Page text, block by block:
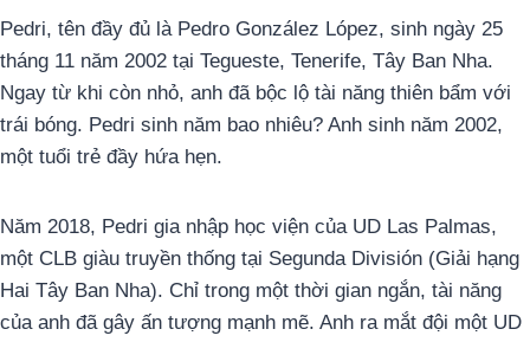
Pedri, tên đầy đủ là Pedro González López, sinh ngày 25
tháng 11 năm 2002 tại Tegueste, Tenerife, Tây Ban Nha.
Ngay từ khi còn nhỏ, anh đã bộc lộ tài năng thiên bẩm với
trái bóng. Pedri sinh năm bao nhiêu? Anh sinh năm 2002,
một tuổi trẻ đầy hứa hẹn.
Năm 2018, Pedri gia nhập học viện của UD Las Palmas,
một CLB giàu truyền thống tại Segunda División (Giải hạng
Hai Tây Ban Nha). Chỉ trong một thời gian ngắn, tài năng
của anh đã gây ấn tượng mạnh mẽ. Anh ra mắt đội một UD